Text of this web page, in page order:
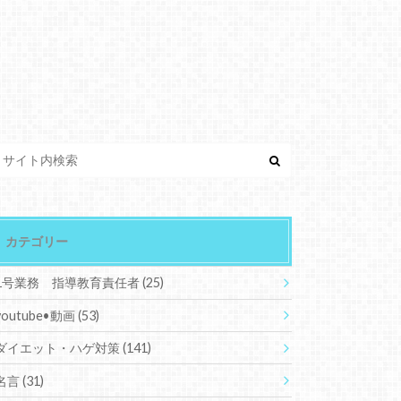
カテゴリー
号業務 指導教育責任者(25)
動画(53)
イエット・ハゲ対策(141)
言(31)